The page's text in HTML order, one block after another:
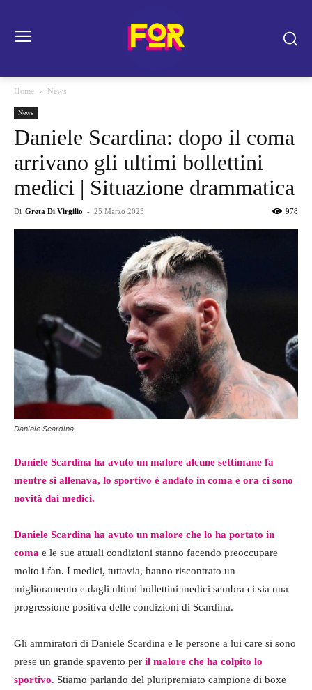
Home News
News
Daniele Scardina: dopo il coma
arrivano gli ultimi bollettini
medici | Situazione drammatica
Di Greta Di Virgilio - 25 Marzo 2023 978
Daniele Scardina
Daniele Scardina ha avuto un malore alcune settimane fa
mentre si allenava, lo sportivo è andato in coma e ora ci sono
novità dai medici.
Daniele Scardina ha avuto un malore che lo ha portato in
coma e le sue attuali condizioni stanno facendo preoccupare
molto i fan. I medici, tuttavia, hanno riscontrato un
miglioramento e dagli ultimi bollettini medici sembra ci sia una
progressione positiva delle condizioni di Scardina.
Gli ammiratori di Daniele Scardina e le persone a lui care si sono
prese un grande spavento per il malore che ha colpito lo
sportivo. Stiamo parlando del pluripremiato campione di boxe